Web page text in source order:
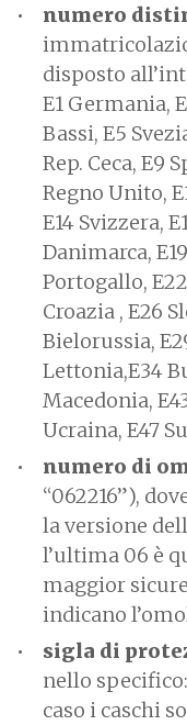
numero
disposto
E1 Germania,
Bassi, E5
Rep. Ceca, E9
Regno Unito,
E14 Svizzera,
Danimarca,
Portogallo,
Croazia , E26
Bielorussia,
Lettonia,E34
Macedonia,
Ucraina, E47
numero di
“062216”),
la versione
l’ultima 06 è
maggior
indicano
sigla di
nello
caso i caschi